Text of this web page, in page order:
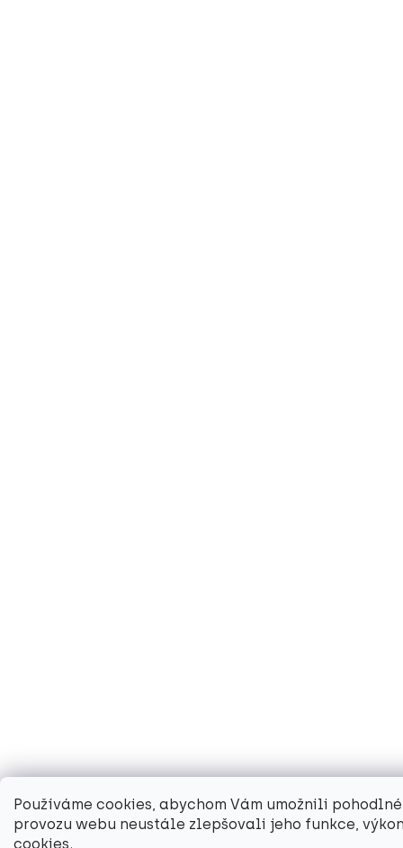
Používáme cookies, abychom Vám umožnili
provozu webu neustále zlepšovali jeho funkce,
cookies.